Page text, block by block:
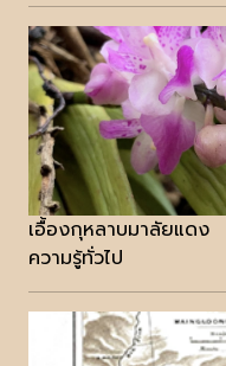
เอื้องกุหลาบมาลัยแดง
ความรู้ทั่วไป